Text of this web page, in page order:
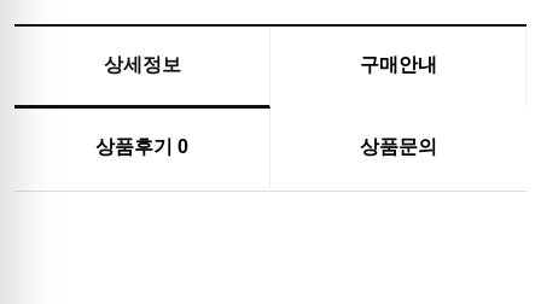
상세정보 구매안내
상품후기 0 상품문의